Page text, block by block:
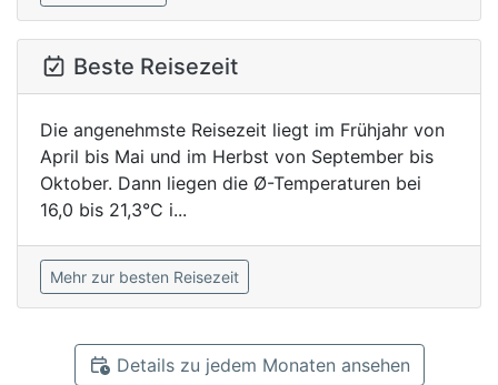
Beste Reisezeit
Die angenehmste Reisezeit liegt im Frühjahr von
April bis Mai und im Herbst von September bis
Oktober. Dann liegen die Ø-Temperaturen bei
16,0 bis 21,3°C i...
Mehr zur besten Reisezeit
Details zu jedem Monaten ansehen